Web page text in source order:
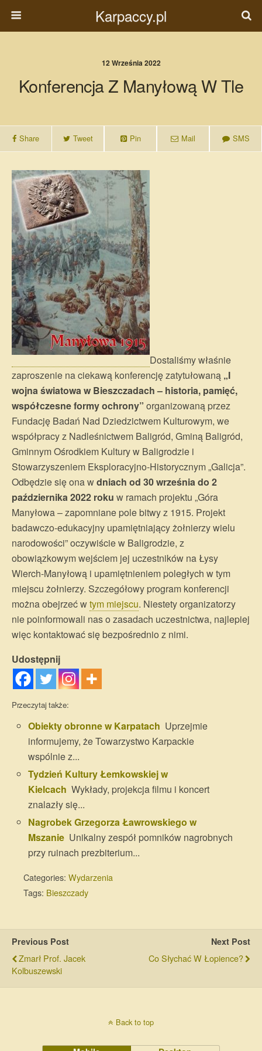
Karpaccy.pl
12 Września 2022
Konferencja Z Manyłową W Tle
Share Tweet Pin Mail SMS
Dostaliśmy właśnie
zaproszenie na ciekawą konferencję zatytułowaną „I
wojna światowa w Bieszczadach – historia, pamięć,
współczesne formy ochrony” organizowaną przez
Fundację Badań Nad Dziedzictwem Kulturowym, we
współpracy z Nadleśnictwem Baligród, Gminą Baligród,
Gminnym Ośrodkiem Kultury w Baligrodzie i
Stowarzyszeniem Eksploracyjno-Historycznym „Galicja”.
Odbędzie się ona wdniach od 30 września do 2
października 2022 roku w ramach projektu „Góra
Manyłowa – zapomniane pole bitwy z 1915. Projekt
badawczo-edukacyjny upamiętniający żołnierzy wielu
narodowości” oczywiście w Baligrodzie, z
obowiązkowym wejściem jej uczestników na Łysy
Wierch-Manyłową i upamiętnieniem poległych w tym
miejscu żołnierzy. Szczegółowy program konferencji
można obejrzeć wtym miejscu. Niestety organizatorzy
nie poinformowali nas o zasadach uczestnictwa, najlepiej
więc kontaktować się bezpośrednio z nimi.
Udostępnij
Przeczytaj także:
Obiekty obronne w Karpatach Uprzejmie
informujemy, że Towarzystwo Karpackie
wspólnie z...
Tydzień Kultury Łemkowskiej w
Kielcach Wykłady, projekcja filmu i koncert
znalazły się...
Nagrobek Grzegorza Ławrowskiego w
Mszanie Unikalny zespół pomników nagrobnych
przy ruinach prezbiterium...
Categories: Wydarzenia
Tags: Bieszczady
Previous Post
Zmarł Prof. Jacek
Kolbuszewski
Next Post
Co Słychać W Łopience?
Back to top